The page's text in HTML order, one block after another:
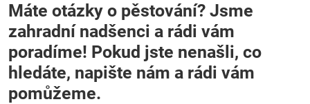
Máte otázky o pěstování? Jsme
zahradní nadšenci a rádi vám
poradíme! Pokud jste nenašli, co
hledáte, napište nám a rádi vám
pomůžeme.